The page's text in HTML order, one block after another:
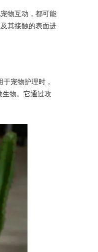
物互动，都可能
其接触的表面进
宠物护理时，
生物。它通过攻